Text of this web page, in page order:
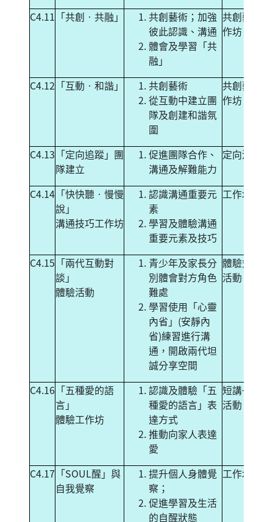
C4.11 「共創‧共融」
共創藝術；加強
彼此認識、溝通
體會及學習「共
融」
共創藝術工
作坊
C4.12 「互動‧和諧」
共創藝術
從互動中建立團
隊及創建和諧氛
圍
共創藝術工
作坊
C4.13 「定向追蹤」團
隊建立
促進團隊合作、
溝通及解難能力
定向活動
C4.14 「快快聽‧慢慢
說」
溝通技巧工作坊
認識溝通重要元
素
學習及體驗溝通
重要元素及技巧
工作坊
C4.15 「兩代互動對
談」
體驗活動
青少年及家長分
別體會對方角色
難處
學習使用「心靈
內省」(安靜內
省)練習進行溝
通，開啟兩代坦
誠分享空間
體驗式親子
活動
C4.16 「五種愛的語
言」
體驗工作坊
認識及體驗「五
種愛的語言」表
達方式
推動向家人表達
愛
短講+體驗
活動
C4.17 「SOUL醒」與
自我覺察
提升個人身體覺
察；
促進學習及生活
的自醒狀態
工作坊